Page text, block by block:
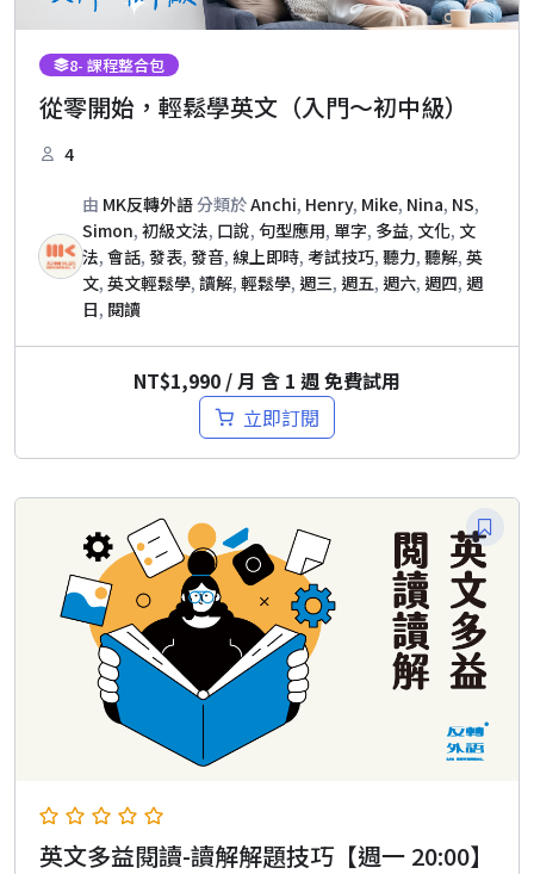
8- 課程整合包
從零開始，輕鬆學英文（入門～初中級）
4
由 MK反轉外語分類於Anchi, Henry, Mike, Nina, NS,
Simon, 初級文法, 口說, 句型應用, 單字, 多益, 文化, 文
法, 會話, 發表, 發音, 線上即時, 考試技巧, 聽力, 聽解, 英
文, 英文輕鬆學, 讀解, 輕鬆學, 週三, 週五, 週六, 週四, 週
日, 閱讀
NT$1,990 / 月 含 1 週 免費試用
立即訂閱
英文多益閱讀-讀解解題技巧【週一 20:00】